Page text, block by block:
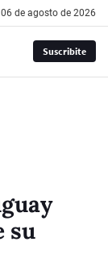
06 de agosto de 2026
Suscribite
su